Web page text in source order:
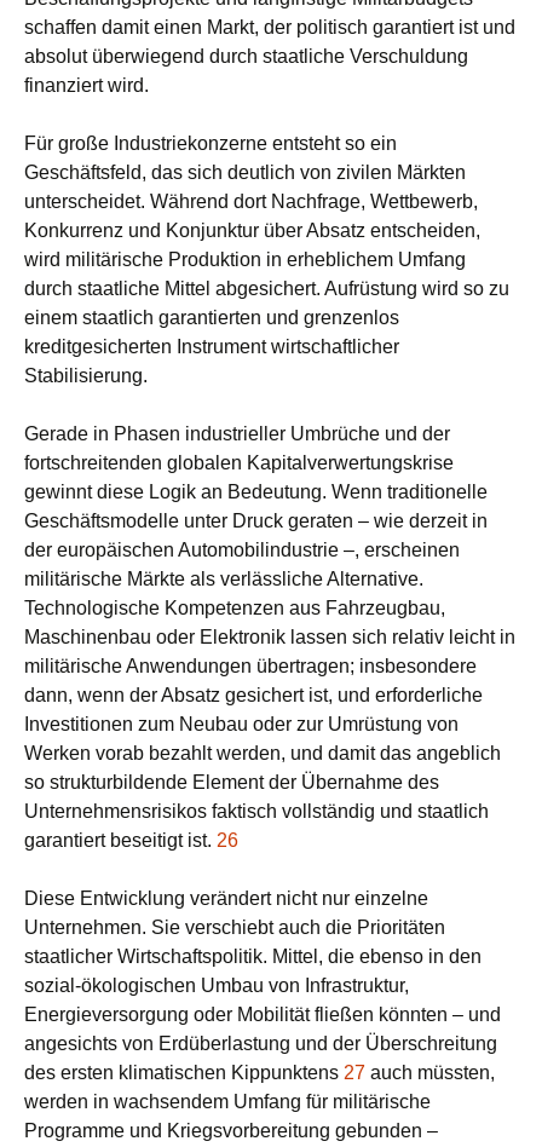
schaffen damit einen Markt, der politisch garantiert ist und
absolut überwiegend durch staatliche Verschuldung
finanziert wird.
Für große Industriekonzerne entsteht so ein
Geschäftsfeld, das sich deutlich von zivilen Märkten
unterscheidet. Während dort Nachfrage, Wettbewerb,
Konkurrenz und Konjunktur über Absatz entscheiden,
wird militärische Produktion in erheblichem Umfang
durch staatliche Mittel abgesichert. Aufrüstung wird so zu
einem staatlich garantierten und grenzenlos
kreditgesicherten Instrument wirtschaftlicher
Stabilisierung.
Gerade in Phasen industrieller Umbrüche und der
fortschreitenden globalen Kapitalverwertungskrise
gewinnt diese Logik an Bedeutung. Wenn traditionelle
Geschäftsmodelle unter Druck geraten – wie derzeit in
der europäischen Automobilindustrie –, erscheinen
militärische Märkte als verlässliche Alternative.
Technologische Kompetenzen aus Fahrzeugbau,
Maschinenbau oder Elektronik lassen sich relativ leicht in
militärische Anwendungen übertragen; insbesondere
dann, wenn der Absatz gesichert ist, und erforderliche
Investitionen zum Neubau oder zur Umrüstung von
Werken vorab bezahlt werden, und damit das angeblich
so strukturbildende Element der Übernahme des
Unternehmensrisikos faktisch vollständig und staatlich
garantiert beseitigt ist. 26
Diese Entwicklung verändert nicht nur einzelne
Unternehmen. Sie verschiebt auch die Prioritäten
staatlicher Wirtschaftspolitik. Mittel, die ebenso in den
sozial-ökologischen Umbau von Infrastruktur,
Energieversorgung oder Mobilität fließen könnten – und
angesichts von Erdüberlastung und der Überschreitung
des ersten klimatischen Kippunktens 27 auch müssten,
werden in wachsendem Umfang für militärische
Programme und Kriegsvorbereitung gebunden –